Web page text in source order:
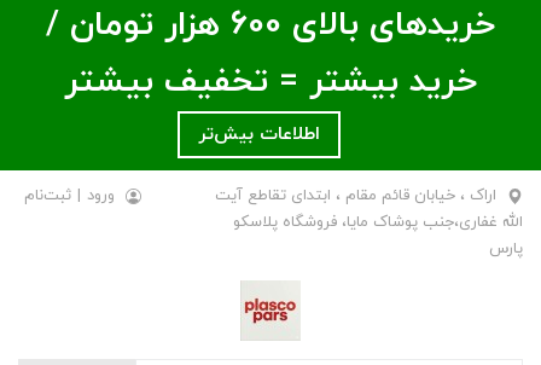
خریدهای بالای ۶00 هزار تومان /
خرید بیشتر = تخفیف بیشتر
اطلاعات بیش‌تر
اراک ، خیابان قائم مقام ، ابتدای تقاطع آیت
الله غفاری،جنب پوشاک مایا، فروشگاه پلاسکو
پارس
ورود | ثبت‌نام